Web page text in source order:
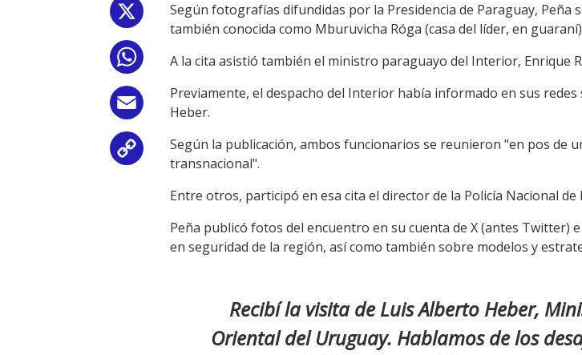
WhatsApp
Email
Copy
Según fotografías difundidas por la Presidencia de Paraguay, Peña
también conocida como Mburuvicha Róga (casa del líder, en
A la cita asistió también el ministro paraguayo del Interior, Enrique
Previamente, el despacho del Interior había informado en sus
Heber.
Según la publicación, ambos funcionarios se reunieron "en pos de
transnacional".
Entre otros, participó en esa cita el director de la Policía Nacional
Peña publicó fotos del encuentro en su cuenta de X (antes Twitter)
en seguridad de la región, así como también sobre modelos y
Recibí la visita de Luis Alberto Heber,
Oriental del Uruguay. Hablamos de los